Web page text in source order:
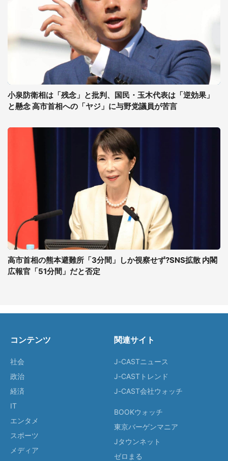
小泉防衛相は「残念」と批判、国民・玉木代表は「逆効果」
と懸念 高市首相への「ヤジ」に与野党議員が苦言
高市首相の熊本避難所「3分間」しか視察せず?SNS拡散 内閣
広報官「51分間」だと否定
コンテンツ
社会
政治
経済
IT
エンタメ
スポーツ
メディア
関連サイト
J-CASTニュース
J-CASTトレンド
J-CAST会社ウォッチ
BOOKウォッチ
東京バーゲンマニア
Jタウンネット
ゼロまる